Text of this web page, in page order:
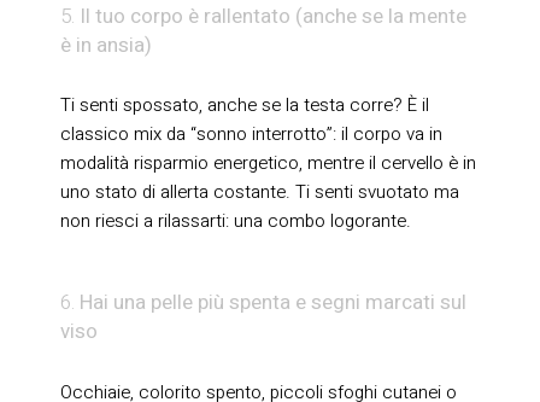
Il tuo corpo è rallentato (anche se la mente
è in ansia)
Ti senti spossato, anche se la testa corre? È il
classico mix da “sonno interrotto”: il corpo va in
modalità risparmio energetico, mentre il cervello è in
uno stato di allerta costante. Ti senti svuotato ma
non riesci a rilassarti: una combo logorante.
Hai una pelle più spenta e segni marcati sul
viso
Occhiaie, colorito spento, piccoli sfoghi cutanei o